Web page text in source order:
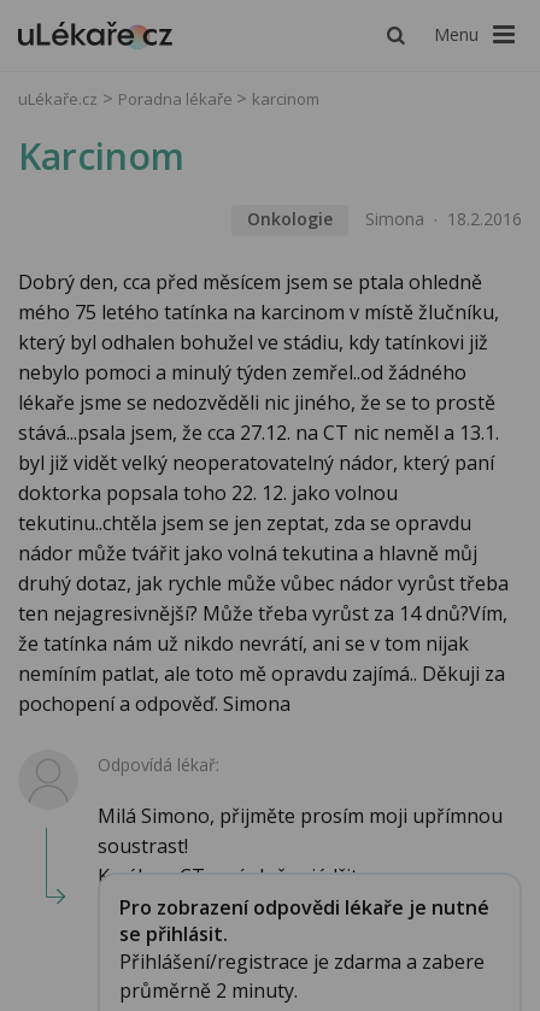
Menu
uLékaře.cz Poradna lékaře karcinom
Karcinom
Onkologie Simona 18.2.2016
Dobrý den, cca před měsícem jsem se ptala ohledně
mého 75 letého tatínka na karcinom v místě žlučníku,
který byl odhalen bohužel ve stádiu, kdy tatínkovi již
nebylo pomoci a minulý týden zemřel..od žádného
lékaře jsme se nedozvěděli nic jiného, že se to prostě
stává...psala jsem, že cca 27.12. na CT nic neměl a 13.1.
byl již vidět velký neoperatovatelný nádor, který paní
doktorka popsala toho 22. 12. jako volnou
tekutinu..chtěla jsem se jen zeptat, zda se opravdu
nádor může tvářit jako volná tekutina a hlavně můj
druhý dotaz, jak rychle může vůbec nádor vyrůst třeba
ten nejagresivnější? Může třeba vyrůst za 14 dnů?Vím,
že tatínka nám už nikdo nevrátí, ani se v tom nijak
nemíním patlat, ale toto mě opravdu zajímá.. Děkuji za
pochopení a odpověď. Simona
Odpovídá lékař:
Milá Simono, přijměte prosím moji upřímnou
soustrast!
K nálezu CT se úplně vyjádřit nemo...
Pro zobrazení odpovědi lékaře je nutné
se přihlásit.
Přihlášení/registrace je zdarma a zabere
průměrně 2 minuty.